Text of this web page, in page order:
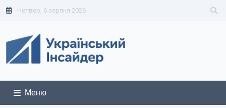
Четвер, 6 серпня 2026
Меню